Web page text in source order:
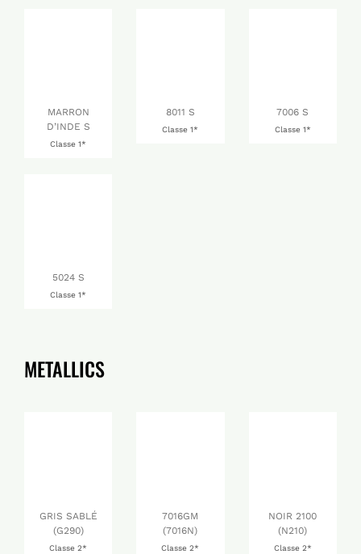
MARRON
D’INDE S
Classe 1*
8011 S
Classe 1*
7006 S
Classe 1*
5024 S
Classe 1*
METALLICS
GRIS SABLÉ
(G290)
Classe 2*
7016GM
(7016N)
Classe 2*
NOIR 2100
(N210)
Classe 2*